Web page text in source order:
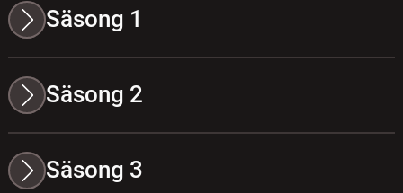
Säsong 1
Säsong 2
Säsong 3